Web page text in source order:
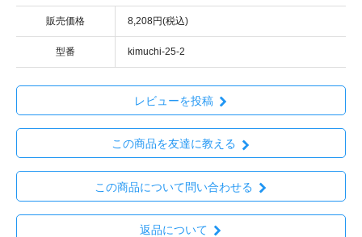
販売価格 8,208円(税込)
型番 kimuchi-25-2
レビューを投稿
この商品を友達に教える
この商品について問い合わせる
返品について